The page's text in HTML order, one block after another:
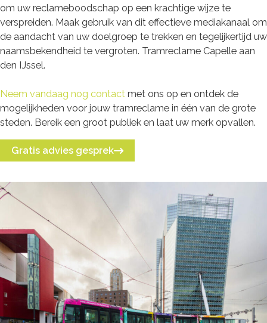
om uw reclameboodschap op een krachtige wijze te
verspreiden. Maak gebruik van dit effectieve mediakanaal om
de aandacht van uw doelgroep te trekken en tegelijkertijd uw
naamsbekendheid te vergroten. Tramreclame Capelle aan
den IJssel.
Neem vandaag nog contact met ons op en ontdek de
mogelijkheden voor jouw tramreclame in één van de grote
steden. Bereik een groot publiek en laat uw merk opvallen.
Gratis advies gesprek